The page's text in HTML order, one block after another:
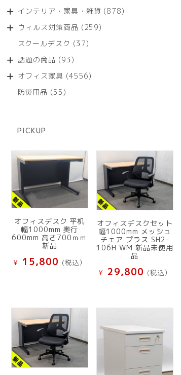
商
の
商
インテリア・家具・雑貨 878878
ウィルス対策商品 259259
スクールデスク 3737
商
話題の商品 9393
の
オフィス家具 45564556
防災用品 5555
PICKUP
オフィスデスク 平机
幅1000mm 奥行
600mm 高さ700ｍｍ
新品
¥ 15,800 (税込）
オフィスデスクセット
幅1000mm メッシュ
チェア プラス SH2-
106H WM 新品未使用
品
¥ 29,800 (税込）